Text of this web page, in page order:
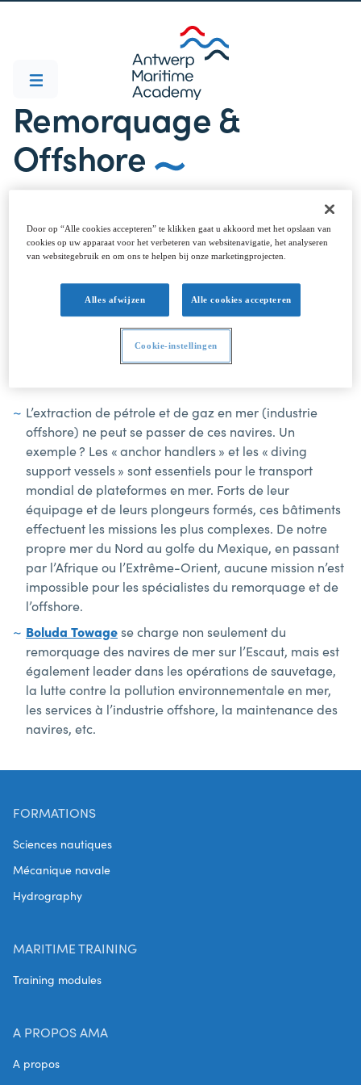
Remorquage &
Offshore
Assister sur les sept mers, secourir des équipages,
sauver des navires, protéger les plages de la
pollution... Le remorquage et l’offshore sont une
aventure en soi. Et l’Antwerp Maritime Academy
vous offre la meilleure préparation pour relever le
L’extraction de pétrole et de gaz en mer (industrie
offshore) ne peut se passer de ces navires. Un
exemple ? Les « anchor handlers » et les « diving
support vessels » sont essentiels pour le transport
mondial de plateformes en mer. Forts de leur
équipage et de leurs plongeurs formés, ces bâtiments
effectuent les missions les plus complexes. De notre
propre mer du Nord au golfe du Mexique, en passant
par l’Afrique ou l’Extrême-Orient, aucune mission n’est
impossible pour les spécialistes du remorquage et de
l’offshore.
Boluda Towagese charge non seulement du
remorquage des navires de mer sur l’Escaut, mais est
également leader dans les opérations de sauvetage,
la lutte contre la pollution environnementale en mer,
les services à l’industrie offshore, la maintenance des
navires, etc.
FORMATIONS
Sciences nautiques
Mécanique navale
Hydrography
MARITIME TRAINING
Training modules
A PROPOS AMA
A propos
Door op “Alle cookies accepteren” te klikken gaat u akkoord met het opslaan van
cookies op uw apparaat voor het verbeteren van websitenavigatie, het analyseren
van websitegebruik en om ons te helpen bij onze marketingprojecten.
Alles afwijzen Alle cookies accepteren
Cookie-instellingen